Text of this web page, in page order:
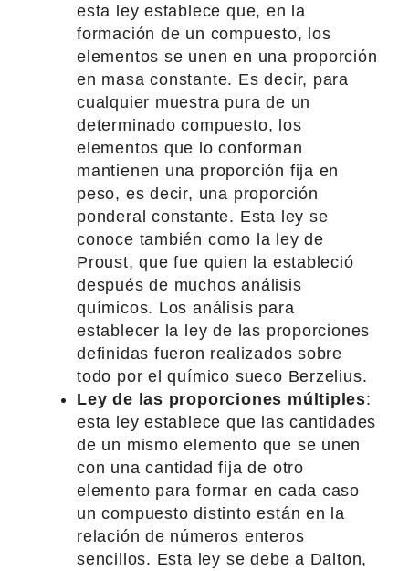
esta ley establece que, en la
formación de un compuesto, los
elementos se unen en una proporción
en masa constante. Es decir, para
cualquier muestra pura de un
determinado compuesto, los
elementos que lo conforman
mantienen una proporción fija en
peso, es decir, una proporción
ponderal constante. Esta ley se
conoce también como la ley de
Proust, que fue quien la estableció
después de muchos análisis
químicos. Los análisis para
establecer la ley de las proporciones
definidas fueron realizados sobre
todo por el químico sueco Berzelius.
Ley de las proporciones múltiples:
esta ley establece que las cantidades
de un mismo elemento que se unen
con una cantidad fija de otro
elemento para formar en cada caso
un compuesto distinto están en la
relación de números enteros
sencillos. Esta ley se debe a Dalton,